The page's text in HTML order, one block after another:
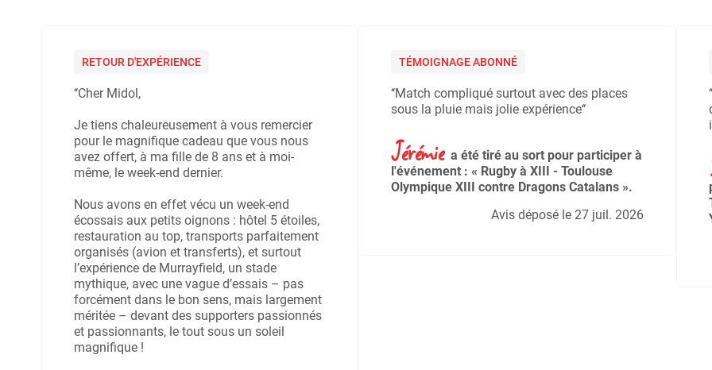
RETOUR D'EXPÉRIENCE
‘‘Cher Midol,
Je tiens chaleureusement à vous remercier
pour le magnifique cadeau que vous nous
avez offert, à ma fille de 8 ans et à moi-
même, le week-end dernier.
Nous avons en effet vécu un week-end
écossais aux petits oignons : hôtel 5 étoiles,
restauration au top, transports parfaitement
organisés (avion et transferts), et surtout
l’expérience de Murrayfield, un stade
mythique, avec une vague d’essais – pas
forcément dans le bon sens, mais largement
méritée – devant des supporters passionnés
et passionnants, le tout sous un soleil
magnifique !
TÉMOIGNAGE ABONNÉ
‘‘Match compliqué surtout avec des places
sous la pluie mais jolie expérience‘‘
Jérémie a été tiré au sort pour participer à
l'événement : « Rugby à XIII - Toulouse
Olympique XIII contre Dragons Catalans ».
Avis déposé le 27 juil. 2026